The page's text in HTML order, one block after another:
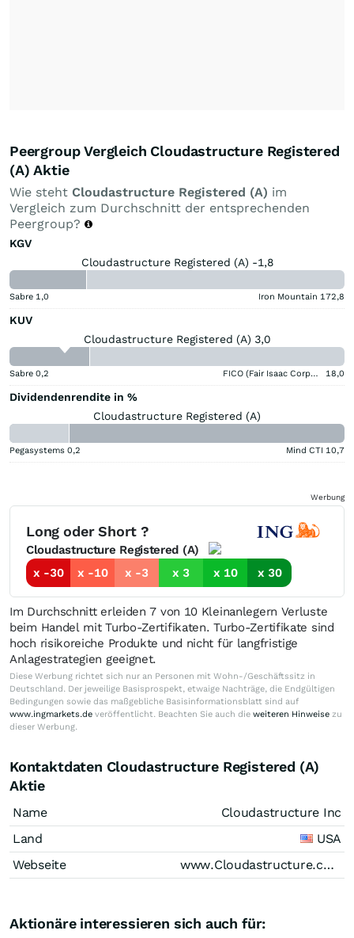
Peergroup Vergleich Cloudastructure Registered
(A) Aktie
Wie steht Cloudastructure Registered (A) im
Vergleich zum Durchschnitt der entsprechenden
Peergroup?
KGV
Cloudastructure Registered (A) -1,8
Sabre 1,0 Iron Mountain 172,8
KUV
Cloudastructure Registered (A) 3,0
Sabre 0,2 FICO (Fair Isaac Corporation) 18,0
Dividendenrendite in %
Cloudastructure Registered (A)
Pegasystems 0,2 Mind CTI 10,7
Werbung
Long oder Short ?
Cloudastructure Registered (A)
x -30
x -10 x -3 x 3 x 10 x 30
Im Durchschnitt erleiden 7 von 10 Kleinanlegern Verluste
beim Handel mit Turbo-Zertifikaten. Turbo-Zertifikate sind
hoch risikoreiche Produkte und nicht für langfristige
Anlagestrategien geeignet.
Diese Werbung richtet sich nur an Personen mit Wohn-/Geschäftssitz in
Deutschland. Der jeweilige Basisprospekt, etwaige Nachträge, die Endgültigen
Bedingungen sowie das maßgebliche Basisinformationsblatt sind auf
www.ingmarkets.de veröffentlicht. Beachten Sie auch die weiteren Hinweise zu
dieser Werbung.
Kontaktdaten Cloudastructure Registered (A)
Aktie
Name
Cloudastructure Inc
Land
USA
Webseite
www.Cloudastructure.com
Aktionäre interessieren sich auch für: